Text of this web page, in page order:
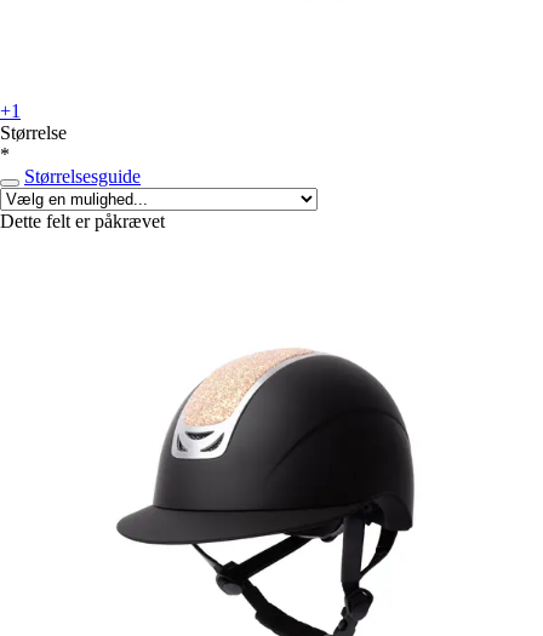
+1
Størrelse
*
Størrelsesguide
Dette felt er påkrævet